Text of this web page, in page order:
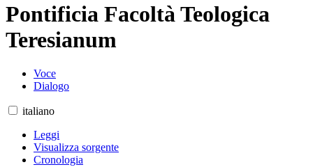
Pontificia Facoltà Teologica
Teresianum
Voce
Dialogo
italiano
Leggi
Visualizza sorgente
Cronologia